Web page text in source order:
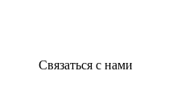
Связаться с нами